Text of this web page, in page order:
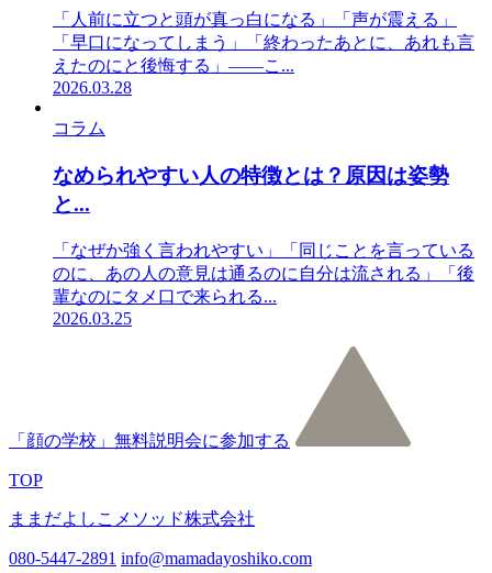
「人前に立つと頭が真っ白になる」「声が震える」
「早口になってしまう」「終わったあとに、あれも言
えたのにと後悔する」——こ...
2026.03.28
コラム
なめられやすい人の特徴とは？原因は姿勢
と...
「なぜか強く言われやすい」「同じことを言っている
のに、あの人の意見は通るのに自分は流される」「後
輩なのにタメ口で来られる...
2026.03.25
「顔の学校」無料説明会に参加する
TOP
ままだよしこメソッド株式会社
080-5447-2891 info@mamadayoshiko.com